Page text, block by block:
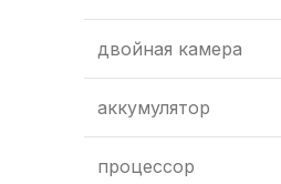
двойная камера
аккумулятор
процессор